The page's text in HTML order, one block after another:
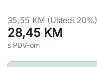
35,55 KM (Uštedi 20%)
28,45 KM
s PDV-om